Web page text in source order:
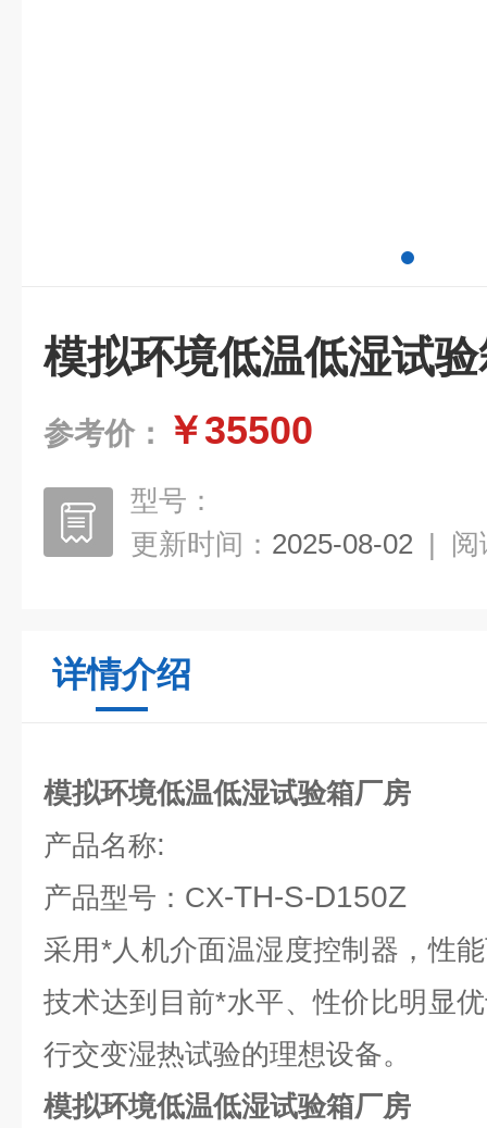
模拟环境低温低湿试
参考价： ￥35500
型号：
更新时间： 2025-08-02 | 阅
详情介绍
模拟环境低温低湿试验箱厂房
产品名称:
产品型号：CX-TH-S-D150Z
采用*人机介面温湿度控制器，性
技术达到目前*水平、性价比明显
行交变湿热试验的理想设备。
模拟环境低温低湿试验箱厂房